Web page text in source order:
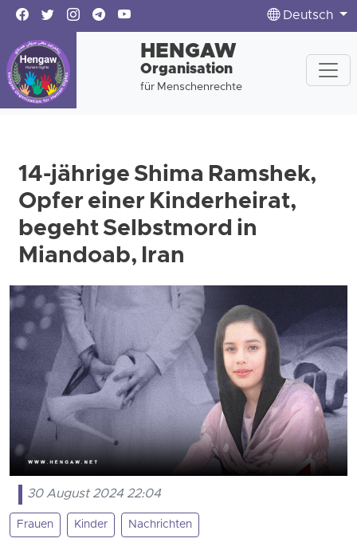
Deutsch
HENGAW
Organisation
für Menschenrechte
14-jährige Shima Ramshek,
Opfer einer Kinderheirat,
begeht Selbstmord in
Miandoab, Iran
30 August 2024 22:04
Frauen Kinder Nachrichten